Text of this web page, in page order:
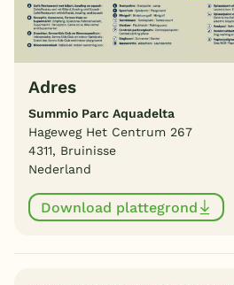
Adres
Summio Parc Aquadelta
Hageweg Het Centrum 267
4311, Bruinisse
Nederland
Download plattegrond